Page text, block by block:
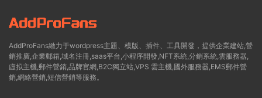
AddProFans緻力于wordpress主題、模版、插件、工具開發，提供企業建站,營
銷推廣,企業郵箱,域名注冊,saas平台,小程序開發,NFT系統,分銷系統,雲服務器,
虛拟主機,郵件營銷,品牌官網,B2C獨立站,VPS 雲主機,國外服務器,EMS郵件營
銷,網絡營銷,短信營銷等服務。